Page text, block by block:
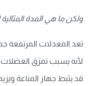
ولكنما هي المدة
تعد المعدلات المرتفعة
لأنه يسبب تمزق العضلات
قد يثبط جهاز المناعة